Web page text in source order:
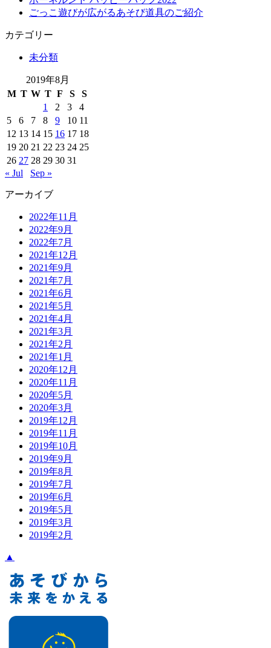
ごっこ遊びが広がるあそび道具のご紹介
カテゴリー
未分類
2019年8月
M T W T F S
S
1
2 3
4
5
6 7 8 9 10 11
12 13 14 15 16 17 18
19 20 21 22 23 24 25
26 27 28 29 30 31
« Jul
Sep »
アーカイブ
2022年11月
2022年9月
2022年7月
2021年12月
2021年9月
2021年7月
2021年6月
2021年5月
2021年4月
2021年3月
2021年2月
2021年1月
2020年12月
2020年11月
2020年5月
2020年3月
2019年12月
2019年11月
2019年10月
2019年9月
2019年8月
2019年7月
2019年6月
2019年5月
2019年3月
2019年2月
▲